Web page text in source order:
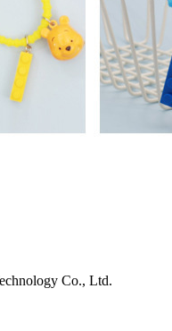
Co., Ltd.